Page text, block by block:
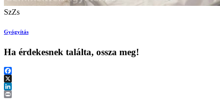
SzZs
Gyógyítás
Ha érdekesnek találta, ossza meg!
Facebook
X
LinkedIn